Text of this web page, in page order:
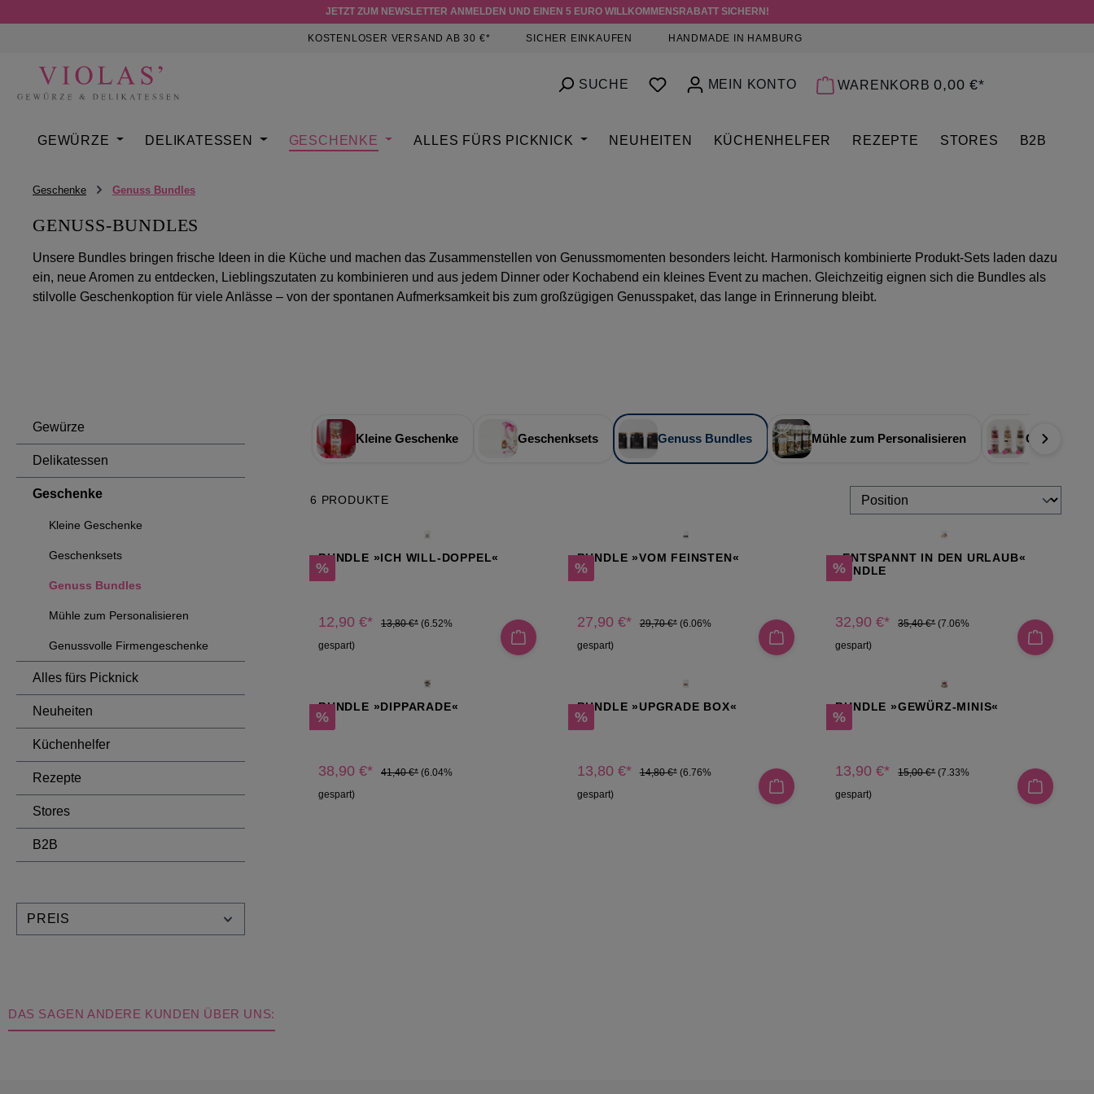
JETZT ZUM NEWSLETTER ANMELDEN UND EINEN 5 EURO WILLKOMMENSRABATT SICHERN!
KOSTENLOSER VERSAND AB 30 €* SICHER EINKAUFEN HANDMADE IN HAMBURG
SUCHE DU HAST 0 PRODUKTE AUF DEM MERKZETTEL
MEIN KONTO WARENKORB 0,00 €*
GEWÜRZE DELIKATESSEN GESCHENKE ALLES FÜRS PICKNICK NEUHEITEN KÜCHENHELFER REZEPTE STORES B2B
Geschenke Genuss Bundles
GENUSS-BUNDLES
Unsere Bundles bringen frische Ideen in die Küche und machen das Zusammenstellen von Genussmomenten besonders leicht. Harmonisch kombinierte Produkt‑Sets laden dazu
ein, neue Aromen zu entdecken, Lieblingszutaten zu kombinieren und aus jedem Dinner oder Kochabend ein kleines Event zu machen. Gleichzeitig eignen sich die Bundles als
stilvolle Geschenkoption für viele Anlässe – von der spontanen Aufmerksamkeit bis zum großzügigen Genusspaket, das lange in Erinnerung bleibt.
Gewürze
Delikatessen
Geschenke
Kleine Geschenke
Geschenksets
Genuss Bundles
Mühle zum Personalisieren
Genussvolle Firmengeschenke
Alles fürs Picknick
Neuheiten
Küchenhelfer
Rezepte
Stores
B2B
PREIS
Kleine Geschenke Geschenksets Genuss Bundles Mühle zum Personalisieren
6 PRODUKTE
Rabatt
%
BUNDLE »ICH WILL-DOPPEL«
12,90 €* 13,80 €* (6.52%
gespart)
Rabatt
%
BUNDLE »VOM FEINSTEN«
27,90 €* 29,70 €* (6.06%
gespart)
Rabatt
%
»ENTSPANNT IN DEN URLAUB«
BUNDLE
32,90 €* 35,40 €* (7.06%
gespart)
Rabatt
%
BUNDLE »DIPPARADE«
38,90 €* 41,40 €* (6.04%
gespart)
Rabatt
%
BUNDLE »UPGRADE BOX«
13,80 €* 14,80 €* (6.76%
gespart)
Rabatt
%
BUNDLE »GEWÜRZ-MINIS«
13,90 €* 15,00 €* (7.33%
gespart)
DAS SAGEN ANDERE KUNDEN ÜBER UNS: